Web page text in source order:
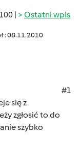
100 | Ostatni wpis
: 08.11.2010
#1
się z
zgłosić to do
szybko